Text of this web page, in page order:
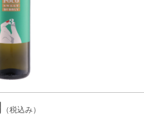
（税込み）